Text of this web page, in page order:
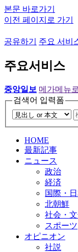
본문 바로가기
이전 페이지로 가기
공유하기 주요 서비
주요서비스
중앙일보 메가메뉴
검색어 입력폼
HOME
最新記事
ニュース
政治
経済
国際・
北朝鮮
社会・
スポーツ
オピニオン
社説